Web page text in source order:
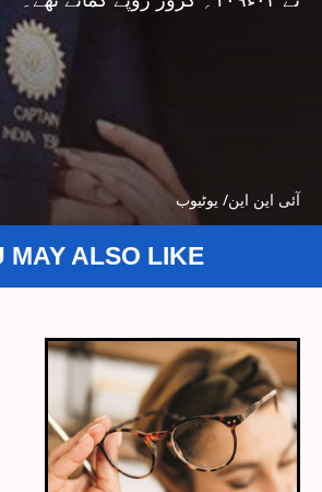
آئی این این/ یوٹیوب
MAY ALSO LIKE